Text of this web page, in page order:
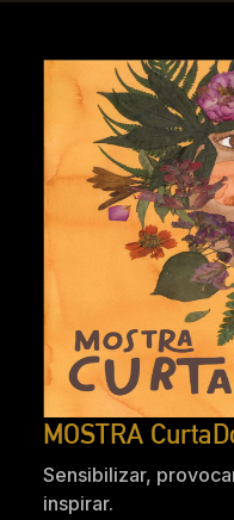
MOSTRA
Sensibilizar,
inspirar.